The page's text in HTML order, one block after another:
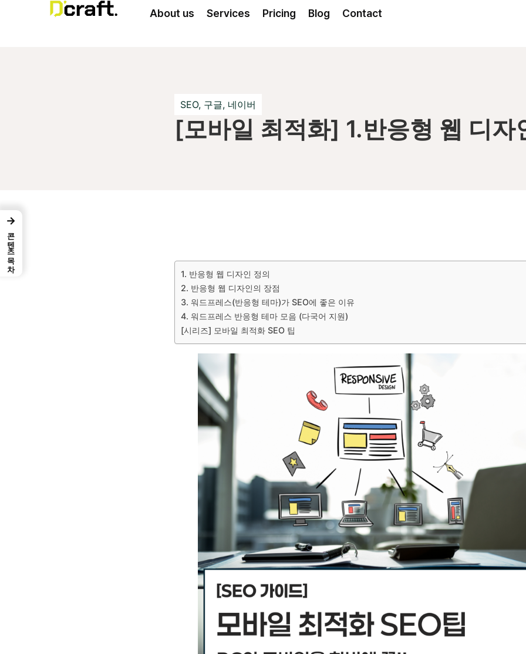
About us Services Pricing Blog Contact
SEO, 구글, 네이버
[모바일 최적화] 1.반응형 웹 디자
1. 반응형 웹 디자인 정의
2. 반응형 웹 디자인의 장점
3. 워드프레스(반응형 테마)가 SEO에 좋은 이유
4. 워드프레스 반응형 테마 모음 (다국어 지원)
[시리즈] 모바일 최적화 SEO 팁
→
콘텐츠 목차